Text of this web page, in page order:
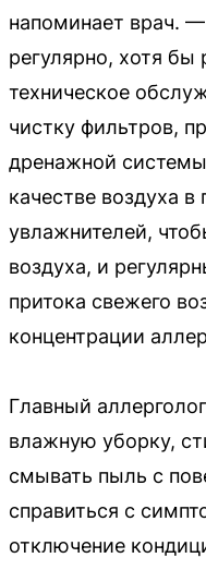
напоминает врач.
регулярно, хотя бы
техническое
чистку фильтров,
дренажной
качестве воздуха
увлажнителей,
воздуха, и
притока свежего
концентрации
Главный
влажную уборку,
смывать пыль с
справиться с
отключение